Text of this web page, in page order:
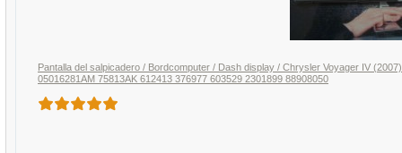
Pantalla del salpicadero / Bordcomputer / Dash display / Chrysler Voyager IV
05016281AM 75813AK 612413 376977 603529 2301899 88908050